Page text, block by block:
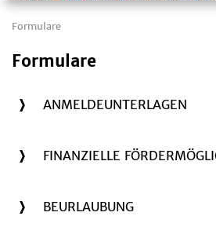
Formulare
Formulare
ANMELDEUNTERLAGEN
FINANZIELLE
BEURLAUBUNG